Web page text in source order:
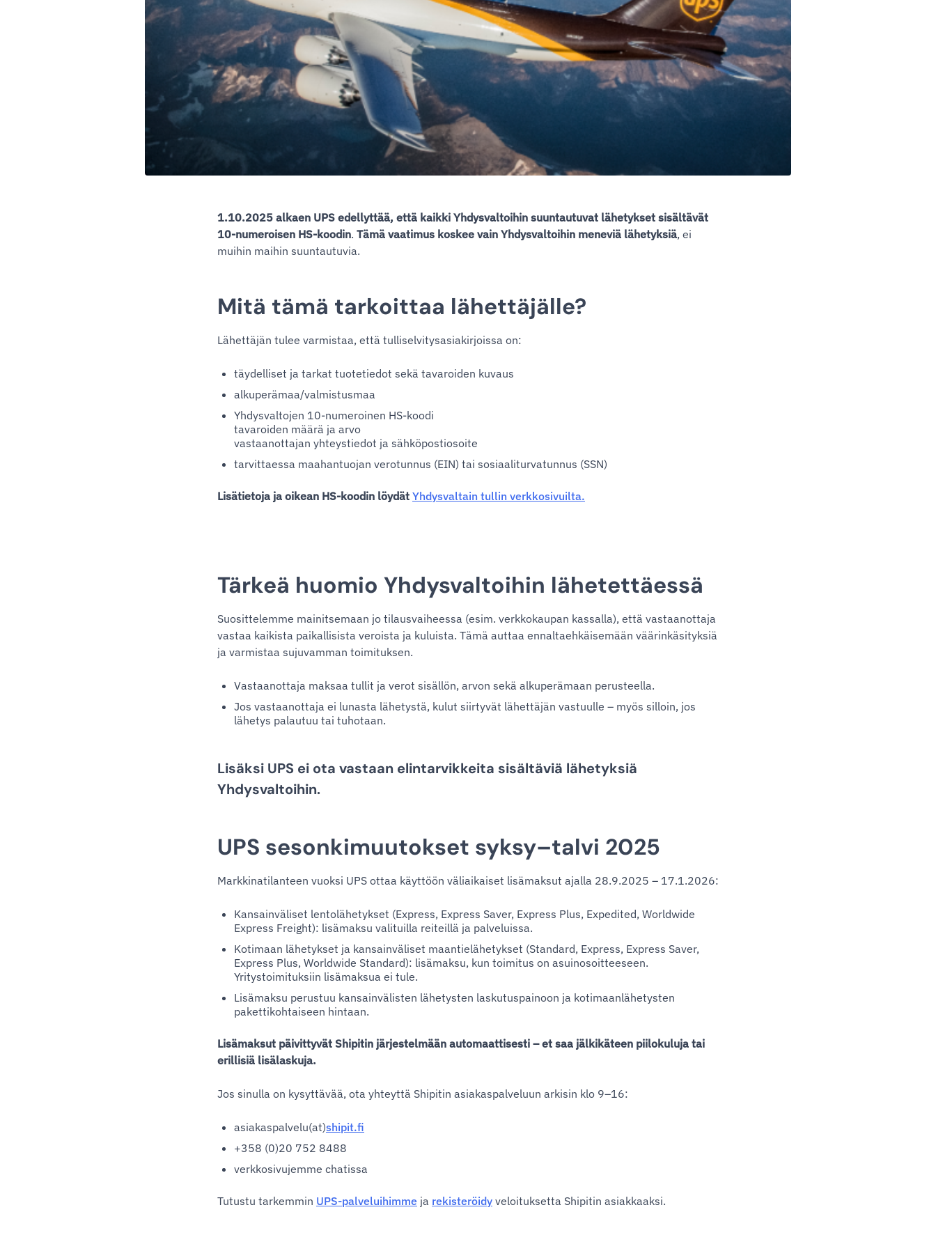
1.10.2025 alkaen UPS edellyttää, että kaikki Yhdysvaltoihin suuntautuvat lähetykset sisältävät
10-numeroisen HS-koodin. Tämä vaatimus koskee vain Yhdysvaltoihin meneviä lähetyksiä, ei
muihin maihin suuntautuvia.
Mitä tämä tarkoittaa lähettäjälle?
Lähettäjän tulee varmistaa, että tulliselvitysasiakirjoissa on:
täydelliset ja tarkat tuotetiedot sekä tavaroiden kuvaus
alkuperämaa/valmistusmaa
Yhdysvaltojen 10-numeroinen HS-koodi
tavaroiden määrä ja arvo
vastaanottajan yhteystiedot ja sähköpostiosoite
tarvittaessa maahantuojan verotunnus (EIN) tai sosiaaliturvatunnus (SSN)
Lisätietoja ja oikean HS-koodin löydät Yhdysvaltain tullin verkkosivuilta.
Tärkeä huomio Yhdysvaltoihin lähetettäessä
Suosittelemme mainitsemaan jo tilausvaiheessa (esim. verkkokaupan kassalla), että vastaanottaja
vastaa kaikista paikallisista veroista ja kuluista. Tämä auttaa ennaltaehkäisemään väärinkäsityksiä
ja varmistaa sujuvamman toimituksen.
Vastaanottaja maksaa tullit ja verot sisällön, arvon sekä alkuperämaan perusteella.
Jos vastaanottaja ei lunasta lähetystä, kulut siirtyvät lähettäjän vastuulle – myös silloin, jos
lähetys palautuu tai tuhotaan.
Lisäksi UPS ei ota vastaan elintarvikkeita sisältäviä lähetyksiä
Yhdysvaltoihin.
UPS sesonkimuutokset syksy–talvi 2025
Markkinatilanteen vuoksi UPS ottaa käyttöön väliaikaiset lisämaksut ajalla 28.9.2025 – 17.1.2026:
Kansainväliset lentolähetykset (Express, Express Saver, Express Plus, Expedited, Worldwide
Express Freight): lisämaksu valituilla reiteillä ja palveluissa.
Kotimaan lähetykset ja kansainväliset maantielähetykset (Standard, Express, Express Saver,
Express Plus, Worldwide Standard): lisämaksu, kun toimitus on asuinosoitteeseen.
Yritystoimituksiin lisämaksua ei tule.
Lisämaksu perustuu kansainvälisten lähetysten laskutuspainoon ja kotimaanlähetysten
pakettikohtaiseen hintaan.
Lisämaksut päivittyvät Shipitin järjestelmään automaattisesti – et saa jälkikäteen piilokuluja tai
erillisiä lisälaskuja.
Jos sinulla on kysyttävää, ota yhteyttä Shipitin asiakaspalveluun arkisin klo 9–16:
asiakaspalvelu(at)shipit.fi
+358 (0)20 752 8488
verkkosivujemme chatissa
Tutustu tarkemmin UPS-palveluihimme ja rekisteröidy veloituksetta Shipitin asiakkaaksi.